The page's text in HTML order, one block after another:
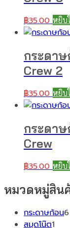
฿35.00 หยิบ
กระดา
Crew 2
฿35.00 หยิบ
กระดา
Crew
฿35.00 หยิบ
หมวดหมู่สิน
กระดาษก้อน6
สมุดโน๊ต1